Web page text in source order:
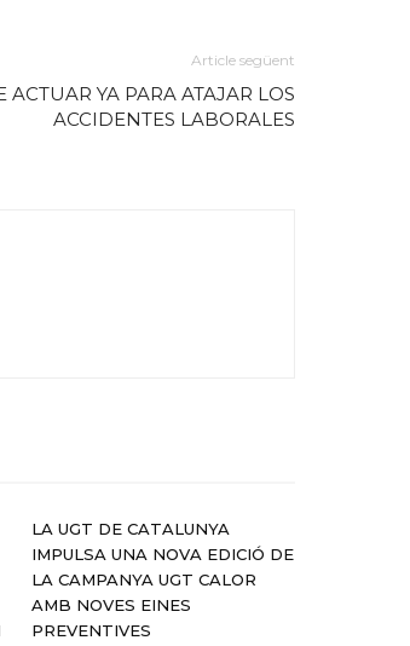
Article següent
ACTUAR YA PARA ATAJAR LOS
ACCIDENTES LABORALES
LA UGT DE CATALUNYA
IMPULSA UNA NOVA EDICIÓ DE
LA CAMPANYA UGT CALOR
AMB NOVES EINES
PREVENTIVES